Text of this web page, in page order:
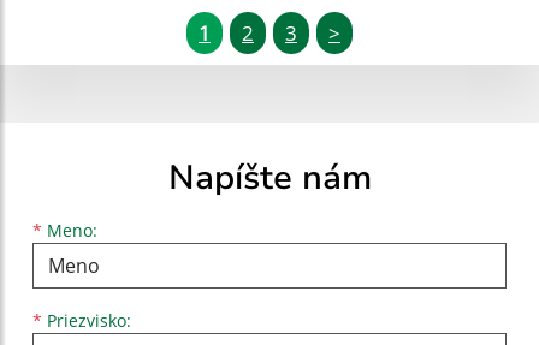
1 2 3 >
Napíšte nám
* Meno:
Meno
* Priezvisko:
Priezvisko
E-mailová adresa